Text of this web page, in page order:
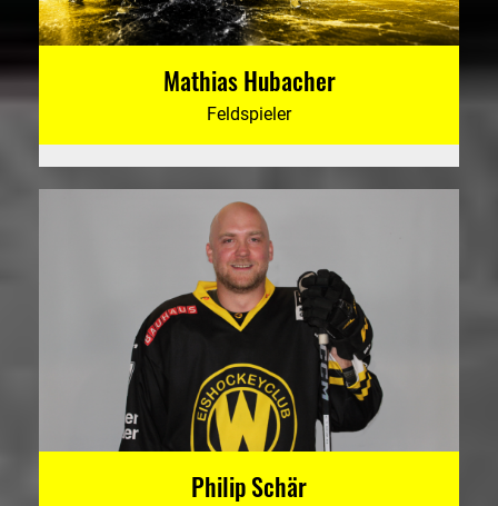
Mathias Hubacher
Feldspieler
Philip Schär